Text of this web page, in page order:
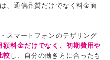
、通信品質だけでなく料金面
スマートフォンのテザリング
額料金だけでなく、初期費用や
較 し、自分の働き方に合ったも